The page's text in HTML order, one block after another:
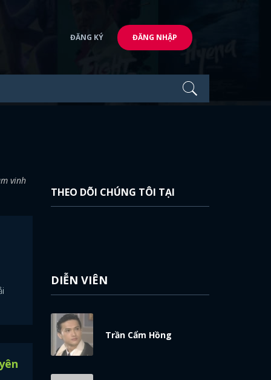
ĐĂNG KÝ ĐĂNG NHẬP
vinh
THEO DÕI CHÚNG TÔI TẠI
DIỄN VIÊN
Trần Cẩm Hồng